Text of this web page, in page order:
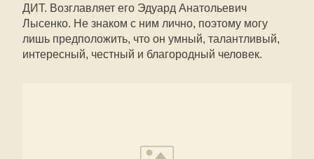
ДИТ. Возглавляет его Эдуард Анатольевич
Лысенко. Не знаком с ним лично, поэтому могу
лишь предположить, что он умный, талантливый,
интересный, честный и благородный человек.